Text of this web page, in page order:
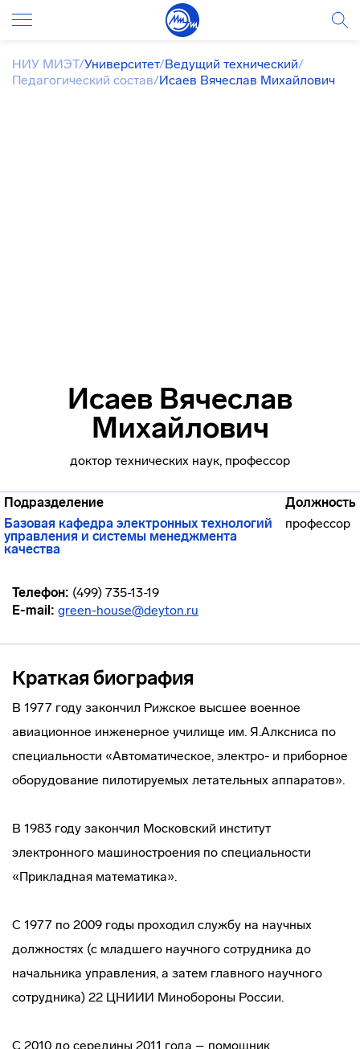
НИУ МИЭТ/Университет/Ведущий технический/
Педагогический состав/Исаев Вячеслав Михайлович
Исаев Вячеслав
Михайлович
доктор технических наук, профессор
Подразделение
Должность
Базовая кафедра электронных технологий
управления и системы менеджмента
качества
профессор
Телефон: (499) 735-13-19
E-mail: green-house@deyton.ru
Краткая биография
В 1977 году закончил Рижское высшее военное
авиационное инженерное училище им. Я.Алксниса по
специальности «Автоматическое, электро- и приборное
оборудование пилотируемых летательных аппаратов».
В 1983 году закончил Московский институт
электронного машиностроения по специальности
«Прикладная математика».
С 1977 по 2009 годы проходил службу на научных
должностях (с младшего научного сотрудника до
начальника управления, а затем главного научного
сотрудника) 22 ЦНИИИ Минобороны России.
С 2010 до середины 2011 года – помощник